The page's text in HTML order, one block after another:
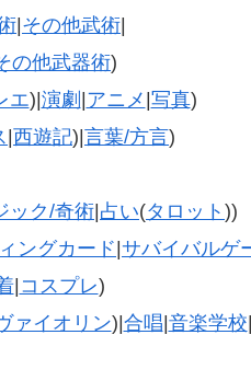
|その他武術|
の他武器術)
エ)|演劇 |アニメ |写真)
|西遊記)|言葉/方言)
ック/奇術|占い(タロット ))
ングカード|サバイバルゲ
| コスプレ)
ァイオリン)|合唱|音楽学校|